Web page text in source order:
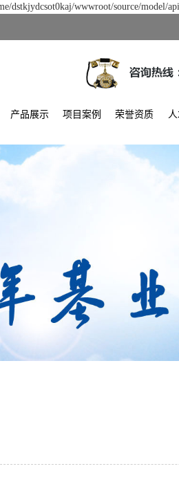
dstkjydcsot0kaj/wwwroot/source/model/
产品展示 项目案例 荣誉资质